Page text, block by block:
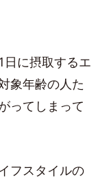
に摂取するエ
象年齢の人た
ってしまって
フスタイルの